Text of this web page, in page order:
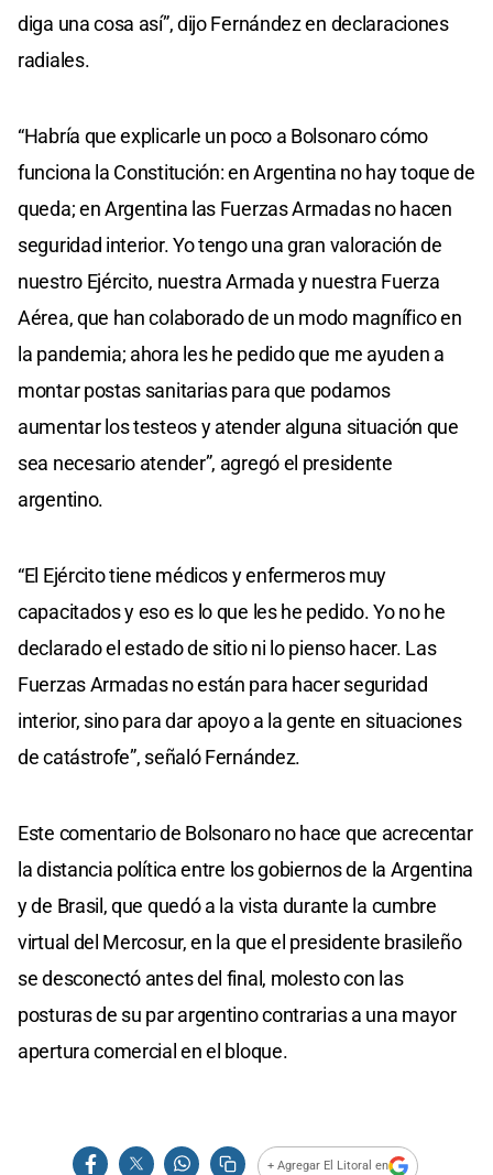
diga una cosa así”, dijo Fernández en declaraciones
radiales.
“Habría que explicarle un poco a Bolsonaro cómo
funciona la Constitución: en Argentina no hay toque de
queda; en Argentina las Fuerzas Armadas no hacen
seguridad interior. Yo tengo una gran valoración de
nuestro Ejército, nuestra Armada y nuestra Fuerza
Aérea, que han colaborado de un modo magnífico en
la pandemia; ahora les he pedido que me ayuden a
montar postas sanitarias para que podamos
aumentar los testeos y atender alguna situación que
sea necesario atender”, agregó el presidente
argentino.
“El Ejército tiene médicos y enfermeros muy
capacitados y eso es lo que les he pedido. Yo no he
declarado el estado de sitio ni lo pienso hacer. Las
Fuerzas Armadas no están para hacer seguridad
interior, sino para dar apoyo a la gente en situaciones
de catástrofe”, señaló Fernández.
Este comentario de Bolsonaro no hace que acrecentar
la distancia política entre los gobiernos de la Argentina
y de Brasil, que quedó a la vista durante la cumbre
virtual del Mercosur, en la que el presidente brasileño
se desconectó antes del final, molesto con las
posturas de su par argentino contrarias a una mayor
apertura comercial en el bloque.
+ Agregar El Litoral en